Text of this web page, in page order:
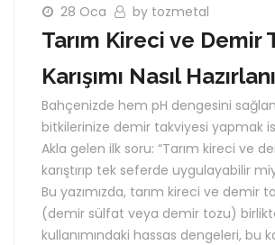
28 Oca by tozmetal
Tarım Kireci ve Demir
Karışımı Nasıl
Bahçenizde hem pH dengesini
bitkilerinize demir takviyesi yapmak
Akla gelen ilk soru: “Tarım kireci ve
karıştırıp tek seferde uygulayabilir
Bu yazımızda, tarım kireci ve demir
(demir sülfat veya demir tozu)
kullanımındaki hassas dengeleri, bu